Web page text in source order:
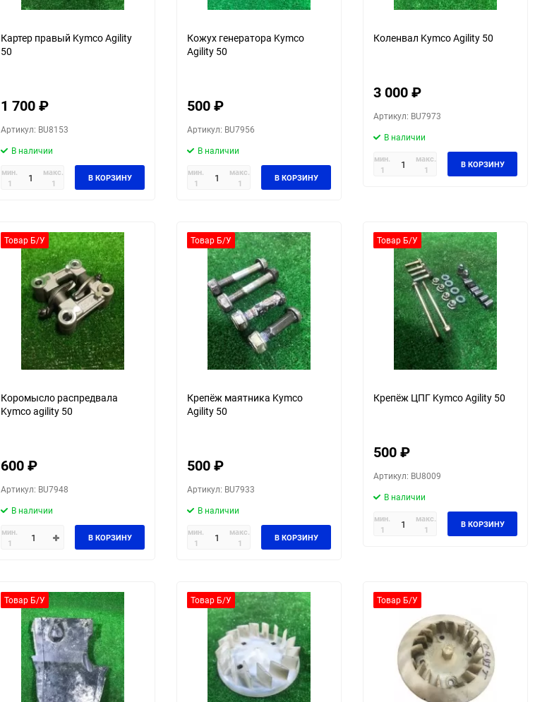
Картер правый Kymco Agility
50
1 700₽
Артикул: BU8153
В наличии
мин.
1
макс.
1
В КОРЗИНУ
Кожух генератора Kymco
Agility 50
500₽
Артикул: BU7956
В наличии
мин.
1
макс.
1
В КОРЗИНУ
Коленвал Kymco Agility 50
3 000₽
Артикул: BU7973
В наличии
мин.
1
макс.
1
В КОРЗИНУ
Товар Б/У
Коромысло распредвала
Kymco agility 50
600₽
Артикул: BU7948
В наличии
мин.
1
В КОРЗИНУ
Товар Б/У
Крепёж маятника Kymco
Agility 50
500₽
Артикул: BU7933
В наличии
мин.
1
макс.
1
В КОРЗИНУ
Товар Б/У
Крепёж ЦПГ Kymco Agility 50
500₽
Артикул: BU8009
В наличии
мин.
1
макс.
1
В КОРЗИНУ
Товар Б/У Товар Б/У Товар Б/У